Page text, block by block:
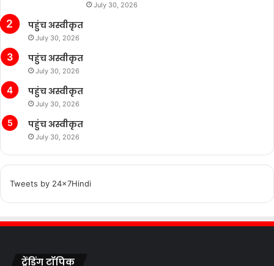
July 30, 2026
पहुंच अस्वीकृत
July 30, 2026
पहुंच अस्वीकृत
July 30, 2026
पहुंच अस्वीकृत
July 30, 2026
पहुंच अस्वीकृत
July 30, 2026
Tweets by 24x7Hindi
ट्रेंडिंग टॉपिक